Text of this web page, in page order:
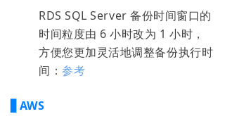
RDS SQL Server 备份时间窗口的
时间粒度由 6 小时改为 1 小时，
方便您更加灵活地调整备份执行时
间：参考
▋AWS